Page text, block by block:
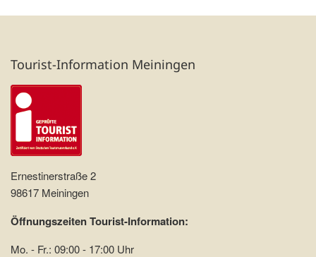
Tourist-Information Meiningen
Ernestinerstraße 2
98617 Meiningen
Öffnungszeiten Tourist-Information:
Mo. - Fr.: 09:00 - 17:00 Uhr